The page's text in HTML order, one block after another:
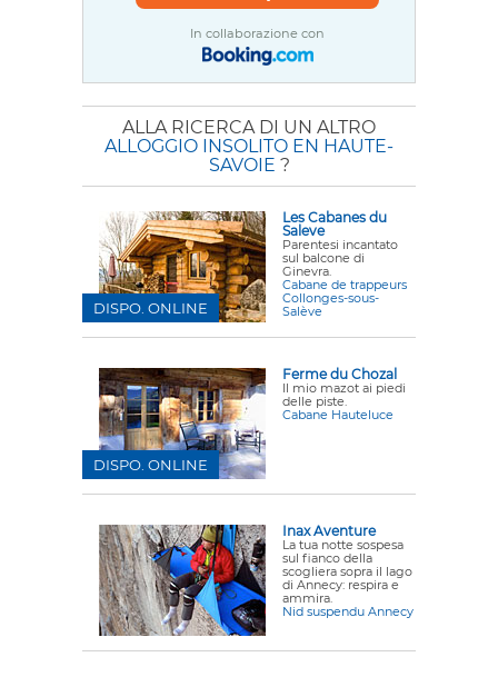
In collaborazione con
ALLA RICERCA DI UN ALTRO
ALLOGGIO INSOLITO EN HAUTE-
SAVOIE ?
Les Cabanes du
Saleve
Parentesi incantato
sul balcone di
Ginevra.
Cabane de trappeurs
Collonges-sous-
Salève
DISPO. ONLINE
Ferme du Chozal
Il mio mazot ai piedi
delle piste.
Cabane Hauteluce
DISPO. ONLINE
Inax Aventure
La tua notte sospesa
sul fianco della
scogliera sopra il lago
di Annecy: respira e
ammira.
Nid suspendu Annecy